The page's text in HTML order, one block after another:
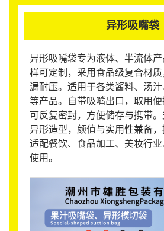
异形吸嘴袋
异形吸嘴袋专为液体、半流体
样可定制，采用食品级复合材
漏耐压。适用于各类酱料、汤
等产品。自带吸嘴出口，取用便
可反复密封，方便储存与携带
异形造型，颜值与实用性兼备，
适配餐饮、食品加工、美妆行
使用。